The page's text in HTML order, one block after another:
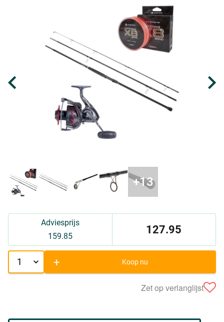
Adviesprijs
159.85
127.95
+ Koop nu
Zet op verlanglijst